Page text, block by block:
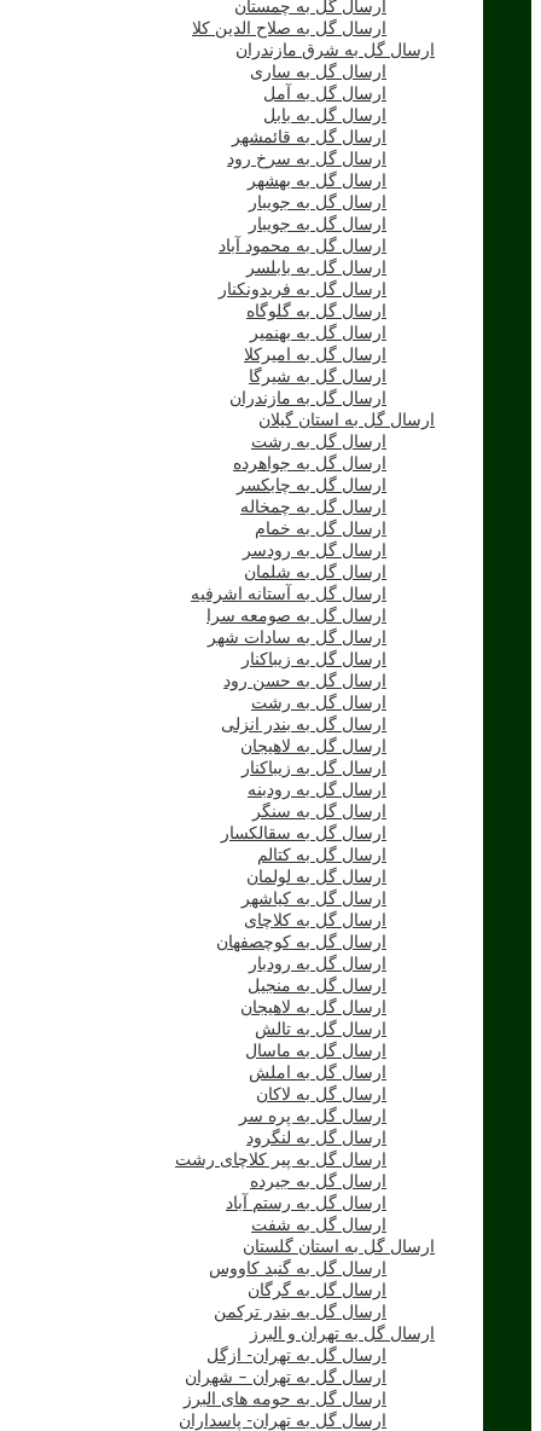
ارسال گل به چمستان
ارسال گل به صلاح الدین کلا
ارسال گل به شرق مازندران
ارسال گل به ساری
ارسال گل به آمل
ارسال گل به بابل
ارسال گل به قائمشهر
ارسال گل به سرخ رود
ارسال گل به بهشهر
ارسال گل به جویبار
ارسال گل به جویبار
ارسال گل به محمود آباد
ارسال گل به بابلسر
ارسال گل به فریدونکنار
ارسال گل به گلوگاه
ارسال گل به بهنمیر
ارسال گل به امیرکلا
ارسال گل به شیرگا
ارسال گل به مازندران
ارسال گل به استان گیلان
ارسال گل به رشت
ارسال گل به جواهرده
ارسال گل به چابکسر
ارسال گل به چمخاله
ارسال گل به خمام
ارسال گل به رودسر
ارسال گل به شلمان
ارسال گل به آستانه اشرفیه
ارسال گل به صومعه سرا
ارسال گل به سادات شهر
ارسال گل به زیباکنار
ارسال گل به حسن رود
ارسال گل به رشت
ارسال گل به بندر انزلی
ارسال گل به لاهیجان
ارسال گل به زیباکنار
ارسال گل به رودبنه
ارسال گل به سنگر
ارسال گل به سقالکسار
ارسال گل به کتالم
ارسال گل به لولمان
ارسال گل به کیاشهر
ارسال گل به کلاچای
ارسال گل به کوچصفهان
ارسال گل به رودبار
ارسال گل به منجیل
ارسال گل به لاهیجان
ارسال گل به تالش
ارسال گل به ماسال
ارسال گل به املش
ارسال گل به لاکان
ارسال گل به پره سر
ارسال گل به لنگرود
ارسال گل به پیر کلاچای رشت
ارسال گل به جیرده
ارسال گل به رستم آباد
ارسال گل به شفت
ارسال گل به استان گلستان
ارسال گل به گنبد کاووس
ارسال گل به گرگان
ارسال گل به بندر ترکمن
ارسال گل به تهران و البرز
ارسال گل به تهران- ازگل
ارسال گل به تهران – شهران
ارسال گل به حومه های البرز
ارسال گل به تهران- پاسداران